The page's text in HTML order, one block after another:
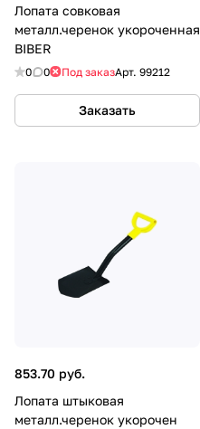
Лопата совковая
металл.черенок укороченная
BIBER
0 0 Под заказАрт. 99212
Заказать
853.70 руб.
Лопата штыковая
металл.черенок укорочен